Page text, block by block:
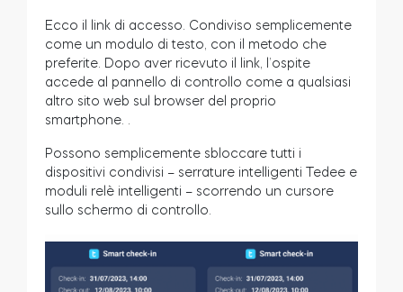
Tedee Biometric Module
Modulo relè intelligente BleBox
Ecco il link di accesso. Condiviso semplicemente
come un modulo di testo, con il metodo che
preferite. Dopo aver ricevuto il link, l’ospite
accede al pannello di controllo come a qualsiasi
altro sito web sul browser del proprio
smartphone.
Possono semplicemente sbloccare tutti i
dispositivi condivisi – serrature intelligenti Tedee e
moduli relè intelligenti – scorrendo un cursore
sullo schermo di controllo.